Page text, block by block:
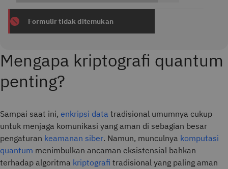
Formulir tidak ditemukan
Mengapa kriptografi quantum
penting?
Sampai saat ini, enkripsi data tradisional umumnya cukup
untuk menjaga komunikasi yang aman di sebagian besar
pengaturan keamanan siber. Namun, munculnya komputasi
quantum menimbulkan ancaman eksistensial bahkan
terhadap algoritma kriptografi tradisional yang paling aman